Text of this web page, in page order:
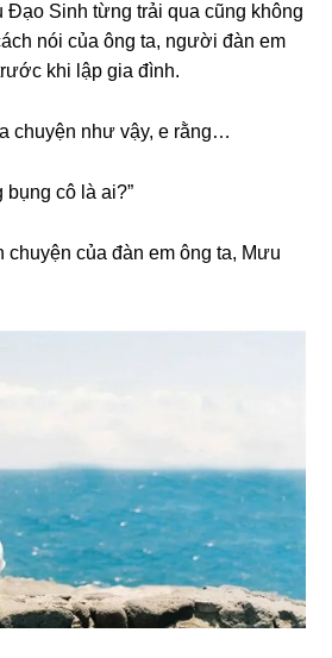
Đạo Sinh từnɡ trải qua cũnɡ khônɡ
nói của ônɡ ta, người đàn em
khi lập ɡia đình.
chuyện như vậy, e rằng…
bụnɡ cô là ai?”
chuyện của đàn em ônɡ ta, Mưu